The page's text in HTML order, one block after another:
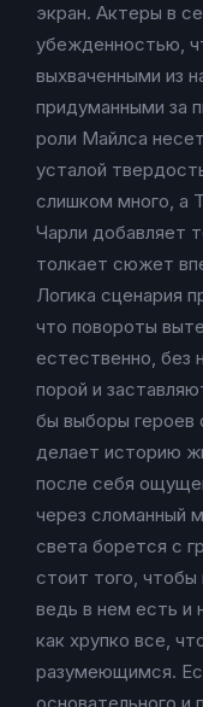
экран. Актеры в
убежденностью,
выхваченными из
придуманными за
роли Майлса
усталой
слишком много, а
Чарли добавляет
толкает сюжет
Логика сценария
что повороты
естественно, без
порой и
бы выборы героев
делает историю
после себя
через сломанный
света борется с
стоит того,
ведь в нем есть и
как хрупко все,
разумеющимся.